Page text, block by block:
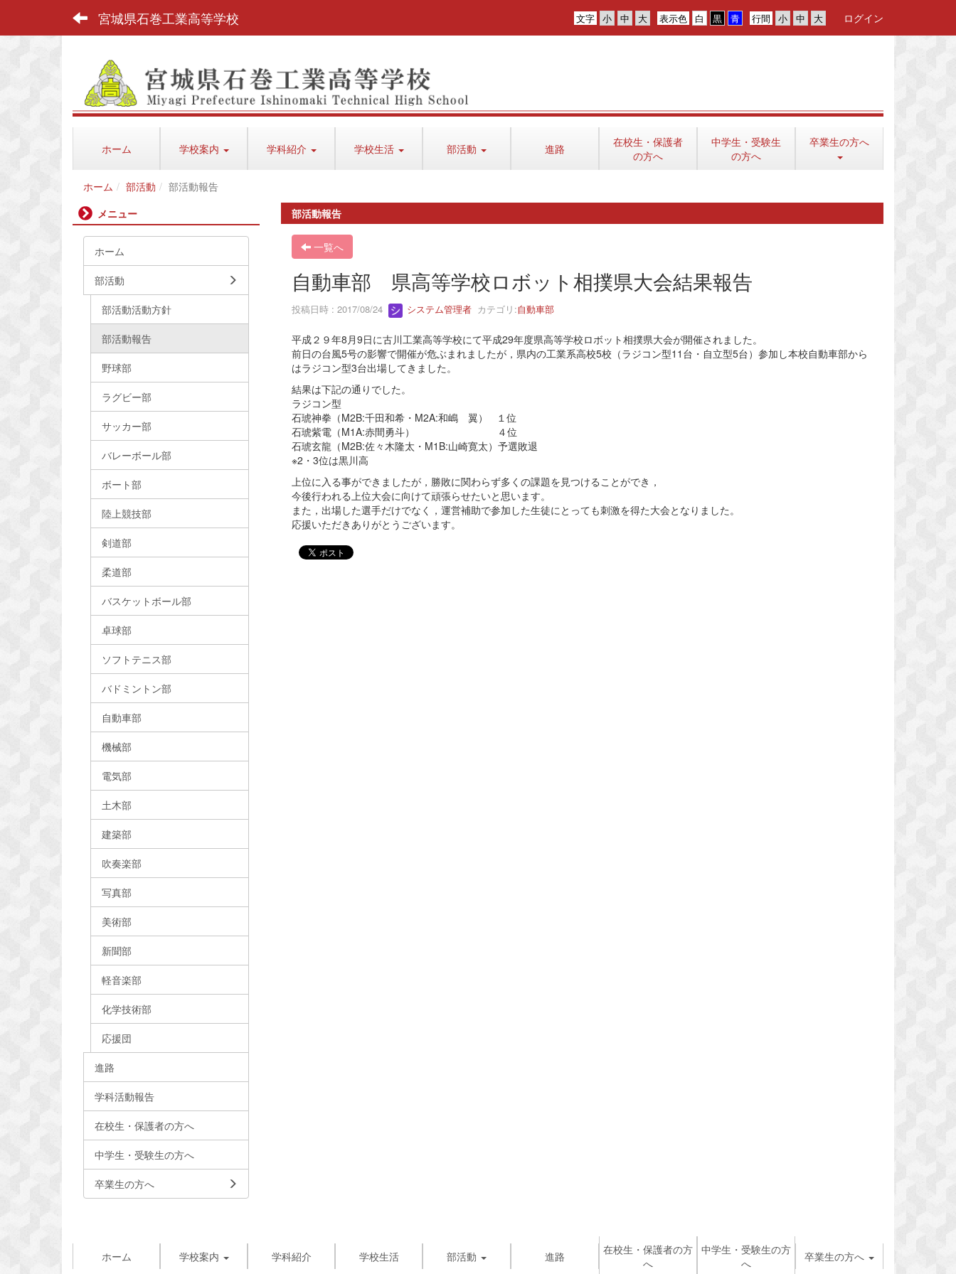
宮城県石巻工業高等学校 行間
表示色
文字 ログイン
ホーム 学校案内 学科紹介 学校生活 部活動 進路
在校生・保護者
の方へ
中学生・受験生
の方へ
卒業生の方へ
ホーム 部活動
部活動報告
部活動報告
一覧へ
自動車部 県高等学校ロボット相撲県大会結果報告
投稿日時 : 2017/08/24 システム管理者カテゴリ:自動車部
平成２９年8月9日に古川工業高等学校にて平成29年度県高等学校ロボット相撲県大会が開催されました。
前日の台風5号の影響で開催が危ぶまれましたが，県内の工業系高校5校（ラジコン型11台・自立型5台）参加し本校自動車部から
はラジコン型3台出場してきました。
結果は下記の通りでした。
ラジコン型
石琥神拳（M2B:千田和希・M2A:和嶋 翼） １位
石琥紫電（M1A:赤間勇斗） ４位
石琥玄龍（M2B:佐々木隆太・M1B:山崎寛太）予選敗退
※2・3位は黒川高
上位に入る事ができましたが，勝敗に関わらず多くの課題を見つけることができ，
今後行われる上位大会に向けて頑張らせたいと思います。
また，出場した選手だけでなく，運営補助で参加した生徒にとっても刺激を得た大会となりました。
応援いただきありがとうございます。
メニュー
ホーム
部活動
部活動活動方針
部活動報告
野球部
ラグビー部
サッカー部
バレーボール部
ボート部
陸上競技部
剣道部
柔道部
バスケットボール部
卓球部
ソフトテニス部
バドミントン部
自動車部
機械部
電気部
土木部
建築部
吹奏楽部
写真部
美術部
新聞部
軽音楽部
化学技術部
応援団
進路
学科活動報告
在校生・保護者の方へ
中学生・受験生の方へ
卒業生の方へ
ホーム 学校案内 学科紹介 学校生活 部活動 進路
在校生・保護者の方
へ
中学生・受験生の方
へ
卒業生の方へ